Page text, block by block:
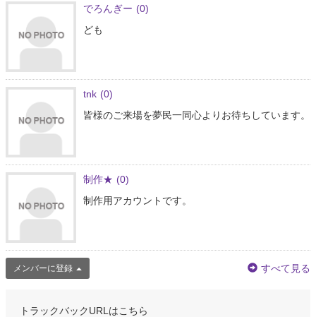
でろんぎー (0)
ども
tnk (0)
皆様のご来場を夢民一同心よりお待ちしています。
制作★ (0)
制作用アカウントです。
メンバーに登録 すべて見る
トラックバックURLはこちら